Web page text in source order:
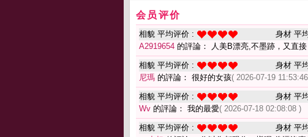
会员评价
相貌 平均评价 : 身材 平
A2919654 的評論： 人美B漂亮,不墨跡，又直接
相貌 平均评价 : 身材 平
尼瑪 的評論： 很好的女孩( 2026-07-19
相貌 平均评价 : 身材 平
Wv 的評論： 我的最愛( 2026-07-18 02:08:08 )
相貌 平均评价 : 身材 平